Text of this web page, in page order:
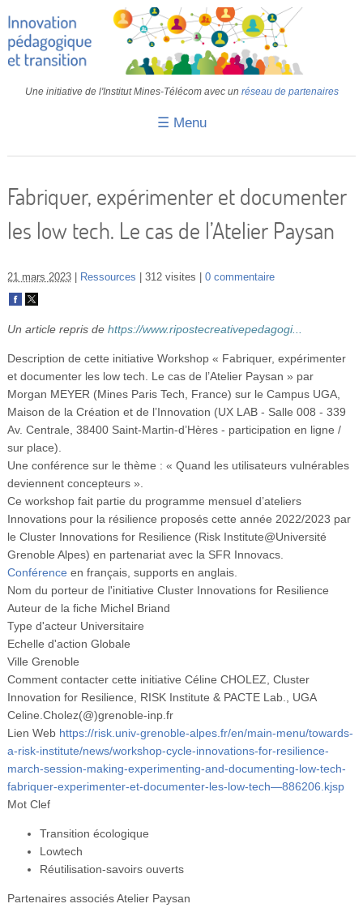
Une initiative de l'Institut Mines-Télécom avec un réseau de partenaires
☰ Menu
IA
Vidéos
S’inscrire
Fabriquer, expérimenter et documenter
les low tech. Le cas de l’Atelier Paysan
21 mars 2023 Ressources 312 visites 0 commentaire
Un article repris de https://www.ripostecreativepedagogi...
Description de cette initiative Workshop « Fabriquer, expérimenter
et documenter les low tech. Le cas de l’Atelier Paysan » par
Morgan MEYER (Mines Paris Tech, France) sur le Campus UGA,
Maison de la Création et de l’Innovation (UX LAB - Salle 008 - 339
Av. Centrale, 38400 Saint-Martin-d’Hères - participation en ligne /
sur place).
Une conférence sur le thème : « Quand les utilisateurs vulnérables
deviennent concepteurs ».
Ce workshop fait partie du programme mensuel d’ateliers
Innovations pour la résilience proposés cette année 2022/2023 par
le Cluster Innovations for Resilience (Risk Institute@Université
Grenoble Alpes) en partenariat avec la SFR Innovacs.
Conférence en français, supports en anglais.
Nom du porteur de l'initiative Cluster Innovations for Resilience
Auteur de la fiche Michel Briand
Type d'acteur Universitaire
Echelle d'action Globale
Ville Grenoble
Comment contacter cette initiative Céline CHOLEZ, Cluster
Innovation for Resilience, RISK Institute & PACTE Lab., UGA
Celine.Cholez(@)grenoble-inp.fr
Lien Web https://risk.univ-grenoble-alpes.fr/en/main-menu/towards-
a-risk-institute/news/workshop-cycle-innovations-for-resilience-
march-session-making-experimenting-and-documenting-low-tech-
fabriquer-experimenter-et-documenter-les-low-tech—886206.kjsp
Mot Clef
Transition écologique
Lowtech
Réutilisation-savoirs ouverts
Partenaires associésAtelier Paysan